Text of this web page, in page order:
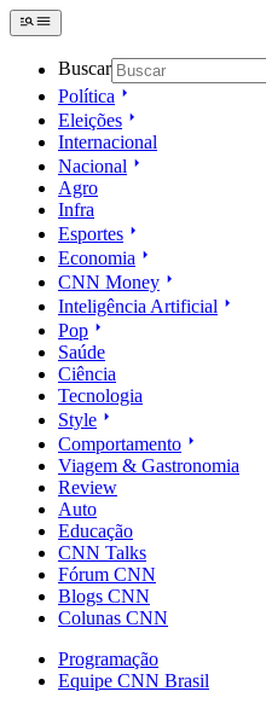
Buscar
Política
Eleições
Internacional
Nacional
Agro
Infra
Esportes
Economia
CNN Money
Inteligência Artificial
Pop
Saúde
Ciência
Tecnologia
Style
Comportamento
Viagem & Gastronomia
Review
Auto
Educação
CNN Talks
Fórum CNN
Blogs CNN
Colunas CNN
Programação
Equipe CNN Brasil